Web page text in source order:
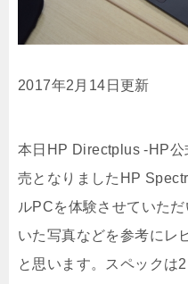
2017年2月14日更新
本日HP Directplus -HP公
売となりましたHP
ルPCを体験させていた
いた写真などを参考にレ
と思います。スペックは